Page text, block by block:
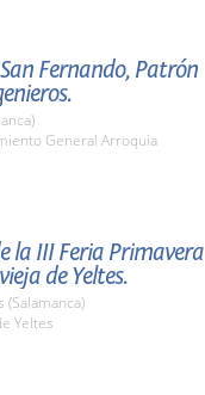
Fernando, Patrón
General Arroquia
la III Feria Primavera
de Yeltes.
(Salamanca)
Yeltes